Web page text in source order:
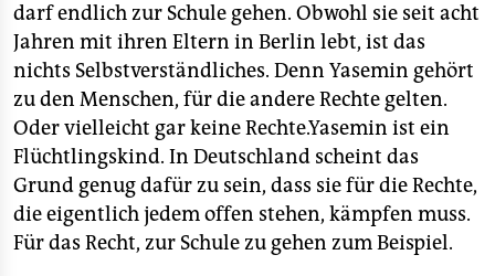
fragen & hilfe
unterstützen
abo
genossenschaft
epaper login
darf endlich zur Schule gehen. Obwohl sie seit acht
Jahren mit ihren Eltern in Berlin lebt, ist das
nichts Selbstverständliches. Denn Yasemin gehört
zu den Menschen, für die andere Rechte gelten.
Oder vielleicht gar keine Rechte.Yasemin ist ein
Flüchtlingskind. In Deutschland scheint das
Grund genug dafür zu sein, dass sie für die Rechte,
die eigentlich jedem offen stehen, kämpfen muss.
Für das Recht, zur Schule zu gehen zum Beispiel.